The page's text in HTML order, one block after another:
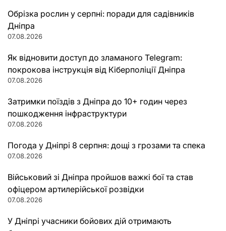
Обрізка рослин у серпні: поради для садівників
Дніпра
07.08.2026
Як відновити доступ до зламаного Telegram:
покрокова інструкція від Кіберполіції Дніпра
07.08.2026
Затримки поїздів з Дніпра до 10+ годин через
пошкодження інфраструктури
07.08.2026
Погода у Дніпрі 8 серпня: дощі з грозами та спека
07.08.2026
Військовий зі Дніпра пройшов важкі бої та став
офіцером артилерійської розвідки
07.08.2026
У Дніпрі учасники бойових дій отримають